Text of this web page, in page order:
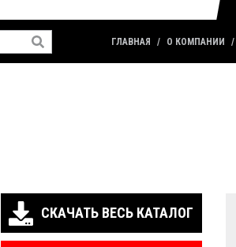
ГЛАВНАЯ О КОМПАНИИ
СКАЧАТЬ ВЕСЬ КАТАЛОГ